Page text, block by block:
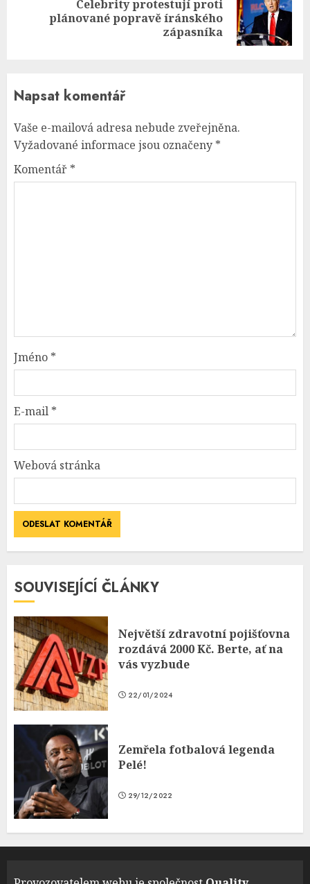
Celebrity protestují proti
plánované popravě íránského
zápasníka
Napsat komentář
Vaše e-mailová adresa nebude zveřejněna.
Vyžadované informace jsou označeny *
Komentář *
Jméno *
E-mail *
Webová stránka
SOUVISEJÍCÍ ČLÁNKY
Největší zdravotní pojišťovna
rozdává 2000 Kč. Berte, ať na
vás vyzbude
22/01/2024
Zemřela fotbalová legenda
Pelé!
29/12/2022